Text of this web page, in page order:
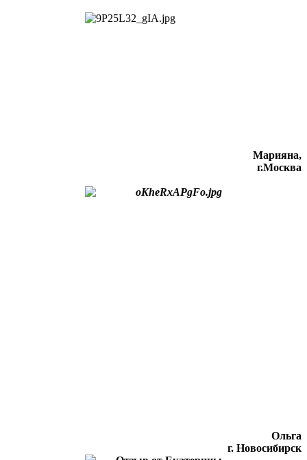
Марияна,
г.Москва
Ольга
г. Новосибирск